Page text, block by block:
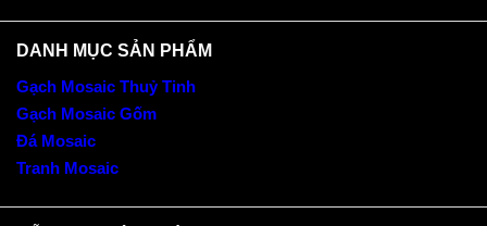
DANH MỤC SẢN PHẨM
Gạch Mosaic Thuỷ Tinh
Gạch Mosaic Gốm
Đá Mosaic
Tranh Mosaic